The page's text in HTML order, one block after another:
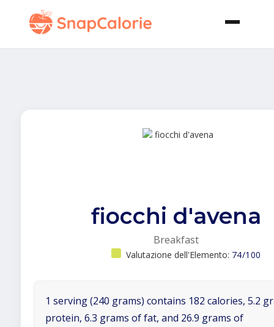
fiocchi d'avena
Breakfast
Valutazione dell'Elemento: 74/100
1 serving (240 grams) contains 182 calories, 5.2
protein, 6.3 grams of fat, and 26.9 grams of